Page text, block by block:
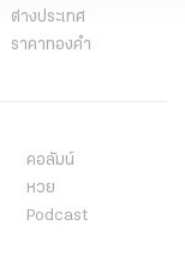
ต่างประเทศ
ราคาทองคำ
คอลัมน์
หวย
Podcast